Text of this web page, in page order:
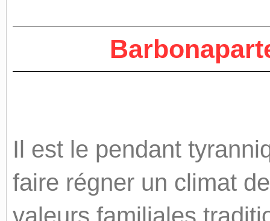
Il est le pendant
faire régner un climat
valeurs familiales